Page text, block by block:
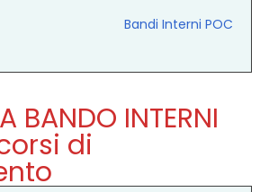
Bandi Interni POC
BANDO INTERNI
di